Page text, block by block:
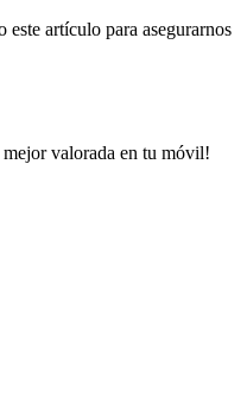
artículo para asegurarnos
mejor valorada en tu móvil!